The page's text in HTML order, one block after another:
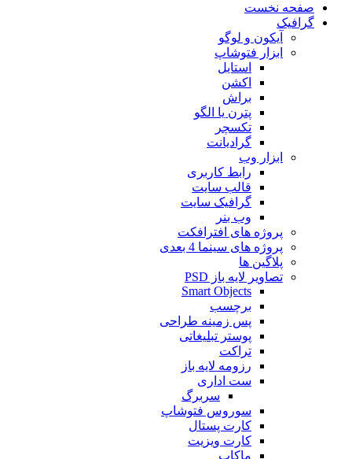
صفحه نخست
گرافیک
آیکون و لوگو
ابزار فتوشاپ
استایل
اکشن
براش
پترن یا الگو
تکسچر
گرادیانت
ابزار وب
رابط کاربری
قالب سایت
گرافیک سایت
وب بنر
پروژه های افترافکت
پروژه های سینما 4 بعدی
پلاگین ها
تصاویر لایه باز PSD
Smart Objects
برچسب
پس زمینه طراحی
پوستر تبلیغاتی
تراکت
رزومه لایه باز
ست اداری
سربرگ
سوروس فتوشاپ
کارت پستال
کارت ویزیت
ماکاپ